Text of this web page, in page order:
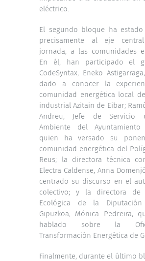
eléctrico.
El segundo bloque ha
precisamente al eje
jornada, a las comunidades
En él, han participado el
CodeSyntax, Eneko
dado a conocer la
comunidad energética local
industrial Azitain de Eibar;
Andreu, Jefe de Servicio
Ambiente del
quien ha versado su
comunidad energética del
Reus; la directora técnica
Electra Caldense, Anna
centrado su discurso en el
colectivo; y la directora de
Ecológica de la
Gipuzkoa, Mónica Pedreira,
hablado sobre la
Transformación Energética de
Finalmente, durante el último